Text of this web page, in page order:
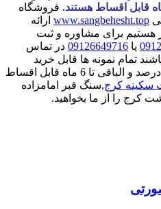
فروشگاه
www.sangbehesht.top ارائه
برای مشاوره و ثبت
یا 09126649716 در تماس
تمام نمونه ها قابل خرید
اقساط فقط با پیش پرداخت 20 درصد و الباقی تا 6 ماه قابل اقساط
سکینه کرج,سنگ قبر امامزاده
را از ما بخواهید.